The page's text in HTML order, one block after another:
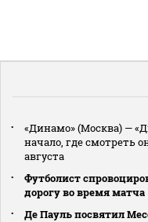
«Динамо» (Москва) —
начало, где смотреть
августа
Футболист
дорогу во время матча
Де Пауль посвятил